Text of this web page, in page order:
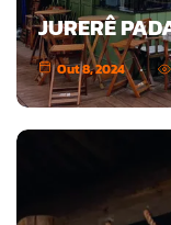
JURERÊ
Out 8, 2024